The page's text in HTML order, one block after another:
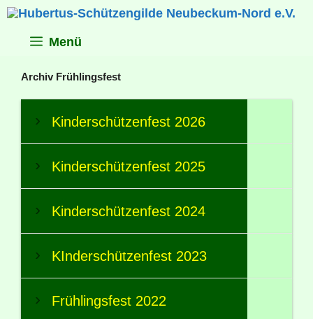
Zum
Inhalt
Menü
Archiv Frühlingsfest
Kinderschützenfest 2026
Kinderschützenfest 2025
Kinderschützenfest 2024
KInderschützenfest 2023
Frühlingsfest 2022